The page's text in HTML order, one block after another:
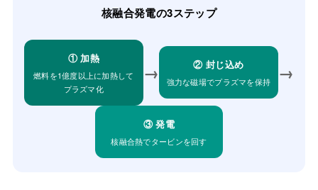
核融合発電の3ステップ
① 加熱
燃料を1億度以上に加熱して
プラズマ化
→ ② 封じ込め
強力な磁場でプラズマを保持 →
③ 発電
核融合熱でタービンを回す